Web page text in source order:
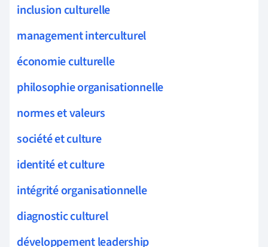
inclusion culturelle
management interculturel
économie culturelle
philosophie organisationnelle
normes et valeurs
société et culture
identité et culture
intégrité organisationnelle
diagnostic culturel
développement leadership